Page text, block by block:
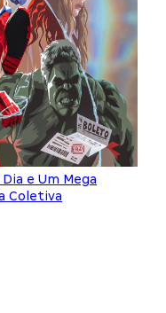
e Um Mega
Coletiva